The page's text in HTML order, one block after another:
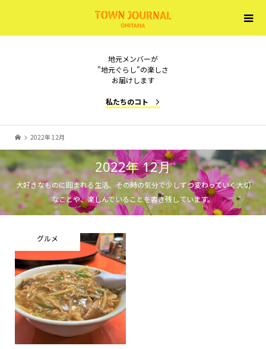
地元メンバーが
"地元ぐらし"の楽しさ
お届けします
私たちのコト
2022年 12月
2022年 12月
大好きなものに囲まれる生活、その時の気分で少しずつ変わっていく大切
なことや、楽しんでいることを書き残しています。
グルメ